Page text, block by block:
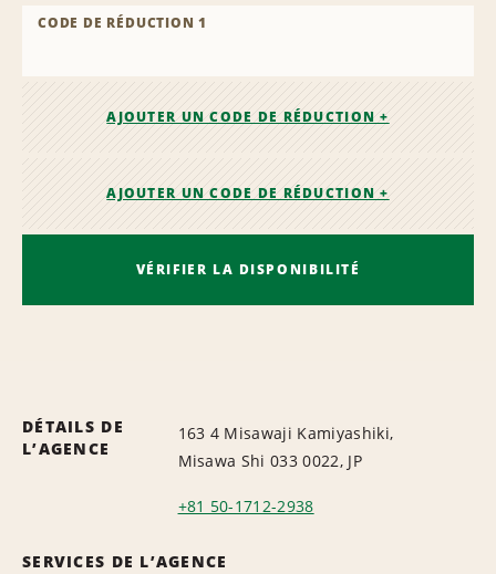
CODE DE RÉDUCTION 1
AJOUTER UN CODE DE RÉDUCTION +
AJOUTER UN CODE DE RÉDUCTION +
VÉRIFIER LA DISPONIBILITÉ
DÉTAILS DE
L’AGENCE
163 4 Misawaji Kamiyashiki,
Misawa Shi 033 0022, JP
+81 50-1712-2938
SERVICES DE L’AGENCE